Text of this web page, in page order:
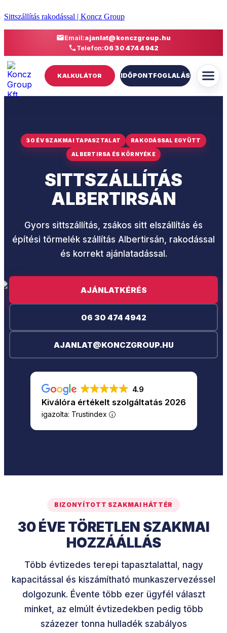
Sittszállítás rakodással | Koncz Group
Email:ajanlat@konczgroup.hu
Telefon:06 30 474 4942
KALKULÁTOR IDŐPONTFOGLALÁS
30 ÉV SZAKMAI TAPASZTALAT RAKODÁSSAL EGYÜTT
ALBERTIRSA ÉS KÖRNYÉKE
SITTSZÁLLÍTÁS
ALBERTIRSÁN
Gyors sittszállítás, zsákos sitt elszállítás és
építési törmelék szállítás Albertirsán, rakodással
és korrekt ajánlatadással.
AJÁNLATKÉRÉS
06 30 474 4942
AJANLAT@KONCZGROUP.HU
4.9
Kiválóra értékelt szolgáltatás 2026
igazolta: Trustindex
BIZONYÍTOTT SZAKMAI HÁTTÉR
30 ÉVE TÖRETLEN SZAKMAI
HOZZÁÁLLÁS
Több évtizedes terepi tapasztalattal, nagy
kapacitással és kiszámítható munkaszervezéssel
dolgozunk. Évente több ezer ügyfél választ
minket, az elmúlt évtizedekben pedig több
százezer tonna hulladék szabályos